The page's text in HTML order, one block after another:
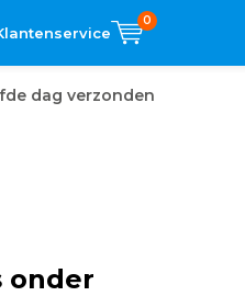
0
dag verzonden
onder